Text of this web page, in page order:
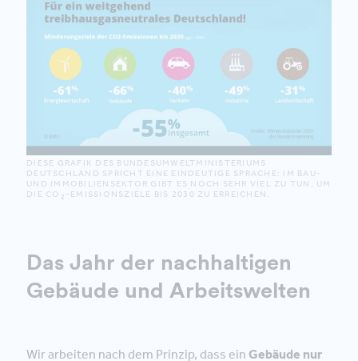
DIESE GRAFIK DES BUNDESUMWELTMINISTERIUMS
DEUTSCHLAND SPRICHT EINE EINDEUTIGE SPRACHE: IM BAU-
UND IMMOBILIENSEKTOR GIBT ES NOCH SEHR VIEL ZU TUN, UM
DIE CO 2 -EMISSIONSZIELE BIS 2030 ZU ERREICHEN.
Das Jahr der nachhaltigen
Gebäude und Arbeitswelten
Wir arbeiten nach dem Prinzip, dass ein Gebäude nur